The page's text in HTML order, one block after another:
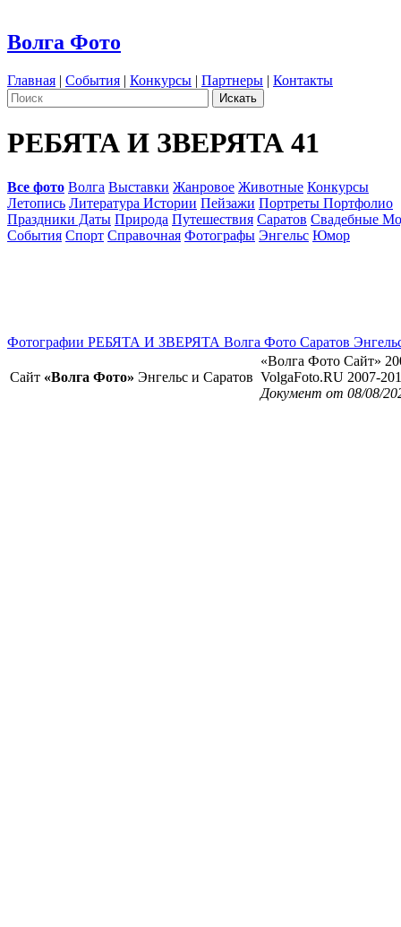
Волга Фото
Главная | События | Конкурсы | Партнеры | Контакты
РЕБЯТА И ЗВЕРЯТА 41
Все фото Волга Выставки Жанровое Животные Конкурсы
Летопись Литература Истории Пейзажи Портреты Портфолио
Праздники Даты Природа Путешествия Саратов Свадебные
События Спорт Справочная Фотографы Энгельс Юмор
Фотографии РЕБЯТА И ЗВЕРЯТА Волга Фото Саратов
Сайт «Волга Фото» Энгельс и Саратов
«Волга Фото Сайт»
VolgaFoto.RU 2007-
Документ от 08/08/